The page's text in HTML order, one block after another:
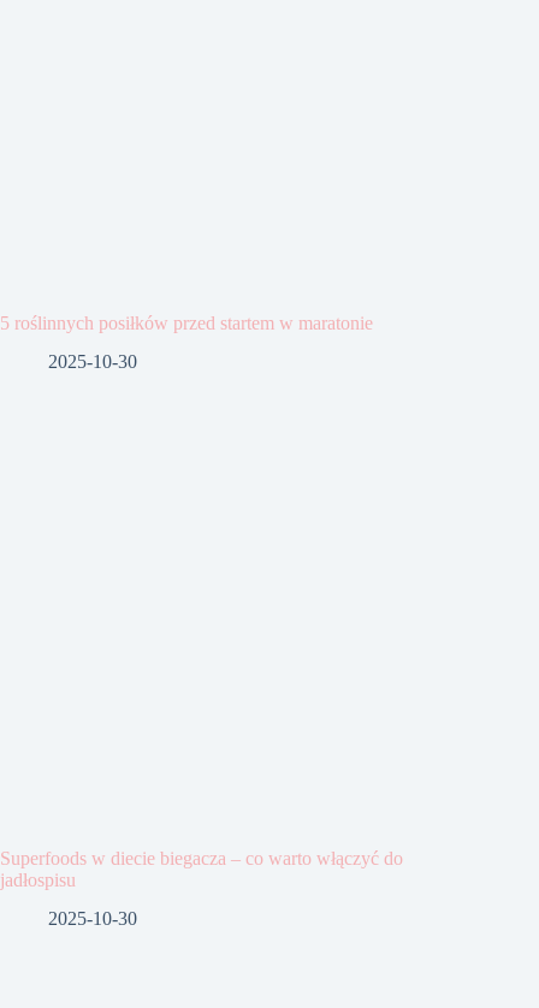
5 roślinnych posiłków przed startem w maratonie
2025-10-30
Superfoods w diecie biegacza – co warto włączyć do
jadłospisu
2025-10-30